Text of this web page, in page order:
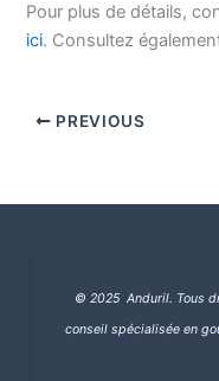
Pour plus de détails,
ici. Consultez
PREVIOUS
© 2025 Anduril. Tous
conseil spécialisée en